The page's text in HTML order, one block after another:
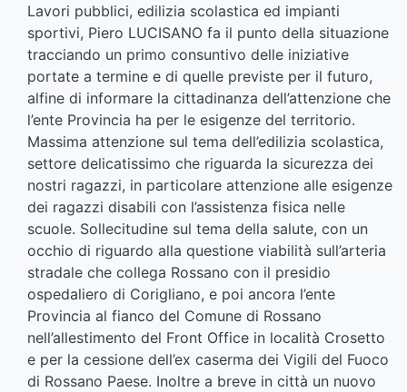
Lavori pubblici, edilizia scolastica ed impianti
sportivi, Piero LUCISANO fa il punto della situazione
tracciando un primo consuntivo delle iniziative
portate a termine e di quelle previste per il futuro,
alfine di informare la cittadinanza dell’attenzione che
l’ente Provincia ha per le esigenze del territorio.
Massima attenzione sul tema dell’edilizia scolastica,
settore delicatissimo che riguarda la sicurezza dei
nostri ragazzi, in particolare attenzione alle esigenze
dei ragazzi disabili con l’assistenza fisica nelle
scuole. Sollecitudine sul tema della salute, con un
occhio di riguardo alla questione viabilità sull’arteria
stradale che collega Rossano con il presidio
ospedaliero di Corigliano, e poi ancora l’ente
Provincia al fianco del Comune di Rossano
nell’allestimento del Front Office in località Crosetto
e per la cessione dell’ex caserma dei Vigili del Fuoco
di Rossano Paese. Inoltre a breve in città un nuovo